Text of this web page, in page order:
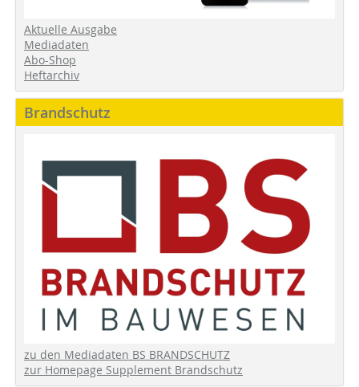
Aktuelle Ausgabe
Mediadaten
Abo-Shop
Heftarchiv
Brandschutz
zu den Mediadaten BS BRANDSCHUTZ
zur Homepage Supplement Brandschutz